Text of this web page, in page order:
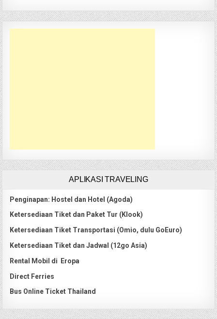
APLIKASI TRAVELING
Penginapan: Hostel dan Hotel (Agoda)
Ketersediaan Tiket dan Paket Tur (Klook)
Ketersediaan Tiket Transportasi (Omio, dulu GoEuro)
Ketersediaan Tiket dan Jadwal (12go Asia)
Rental Mobil di Eropa
Direct Ferries
Bus Online Ticket Thailand